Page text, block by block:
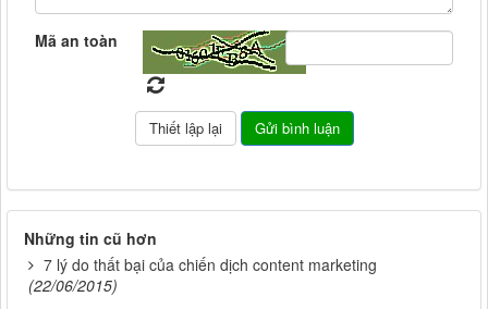
Mã an toàn
Những tin cũ hơn
7 lý do thất bại của chiến dịch content marketing
(22/06/2015)